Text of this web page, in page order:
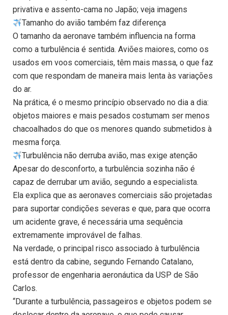
privativa e assento-cama no Japão; veja imagens
​Tamanho do avião também faz diferença
O tamanho da aeronave também influencia na forma
como a turbulência é sentida. Aviões maiores, como os
usados em voos comerciais, têm mais massa, o que faz
com que respondam de maneira mais lenta às variações
do ar.
Na prática, é o mesmo princípio observado no dia a dia:
objetos maiores e mais pesados costumam ser menos
chacoalhados do que os menores quando submetidos à
mesma força.
​Turbulência não derruba avião, mas exige atenção
Apesar do desconforto, a turbulência sozinha não é
capaz de derrubar um avião, segundo a especialista.
Ela explica que as aeronaves comerciais são projetadas
para suportar condições severas e que, para que ocorra
um acidente grave, é necessária uma sequência
extremamente improvável de falhas.
Na verdade, o principal risco associado à turbulência
está dentro da cabine, segundo Fernando Catalano,
professor de engenharia aeronáutica da USP de São
Carlos.
“Durante a turbulência, passageiros e objetos podem se